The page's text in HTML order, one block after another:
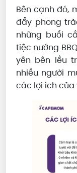
Bên cạnh đó,
đẩy phong
những buổi
tiệc nướng
yên bên lều
nhiều người
các lợi ích của